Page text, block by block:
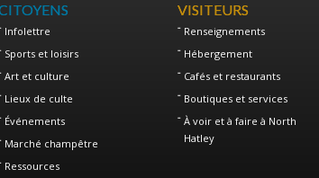
Infolettre
Sports et loisirs
Art et culture
Lieux de culte
Événements
Marché champêtre
Ressources
VISITEURS
Renseignements
Hébergement
Cafés et restaurants
Boutiques et services
À voir et à faire à North
Hatley